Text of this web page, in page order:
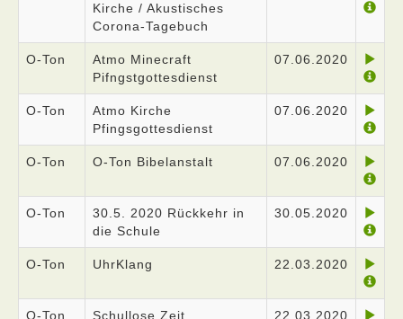
Kirche / Akustisches
Corona-Tagebuch
O-Ton
Atmo Minecraft
Pifngstgottesdienst
07.06.2020
O-Ton
Atmo Kirche
Pfingsgottesdienst
07.06.2020
O-Ton O-Ton Bibelanstalt 07.06.2020
O-Ton
30.5. 2020 Rückkehr in
die Schule
30.05.2020
O-Ton UhrKlang 22.03.2020
O-Ton Schullose Zeit 22.03.2020